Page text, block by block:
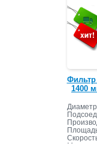
Фильтр
1400
Масса